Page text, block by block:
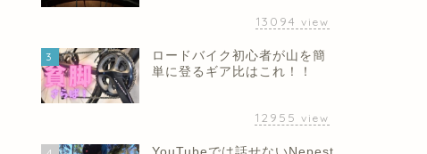
13094 view
3
ロードバイク初心者が山を簡
単に登るギア比はこれ！！
12955 view